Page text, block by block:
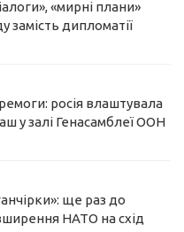
«мирні плани»
замість дипломатії
росія влаштувала
у залі Генасамблеї ООН
ще раз до
НАТО на схід